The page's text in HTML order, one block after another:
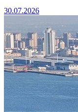
30.07.2026